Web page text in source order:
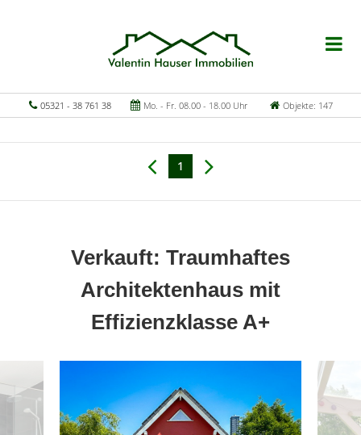
05321 - 38 761 38 Mo. - Fr. 08.00 - 18.00 Uhr Objekte: 147
1
Verkauft: Traumhaftes
Architektenhaus mit
Effizienzklasse A+